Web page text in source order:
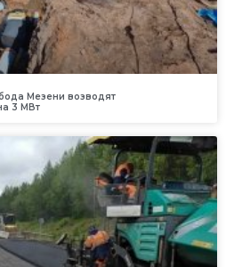
Мезени возводят
3 МВт